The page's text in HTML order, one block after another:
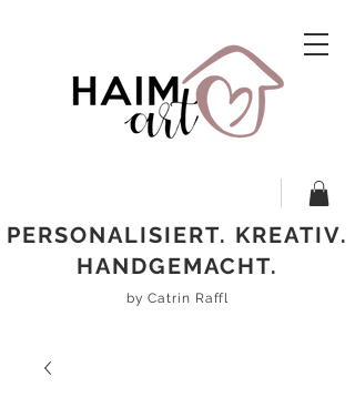
PERSONALISIERT. KREATIV.
HANDGEMACHT.
by Catrin Raffl